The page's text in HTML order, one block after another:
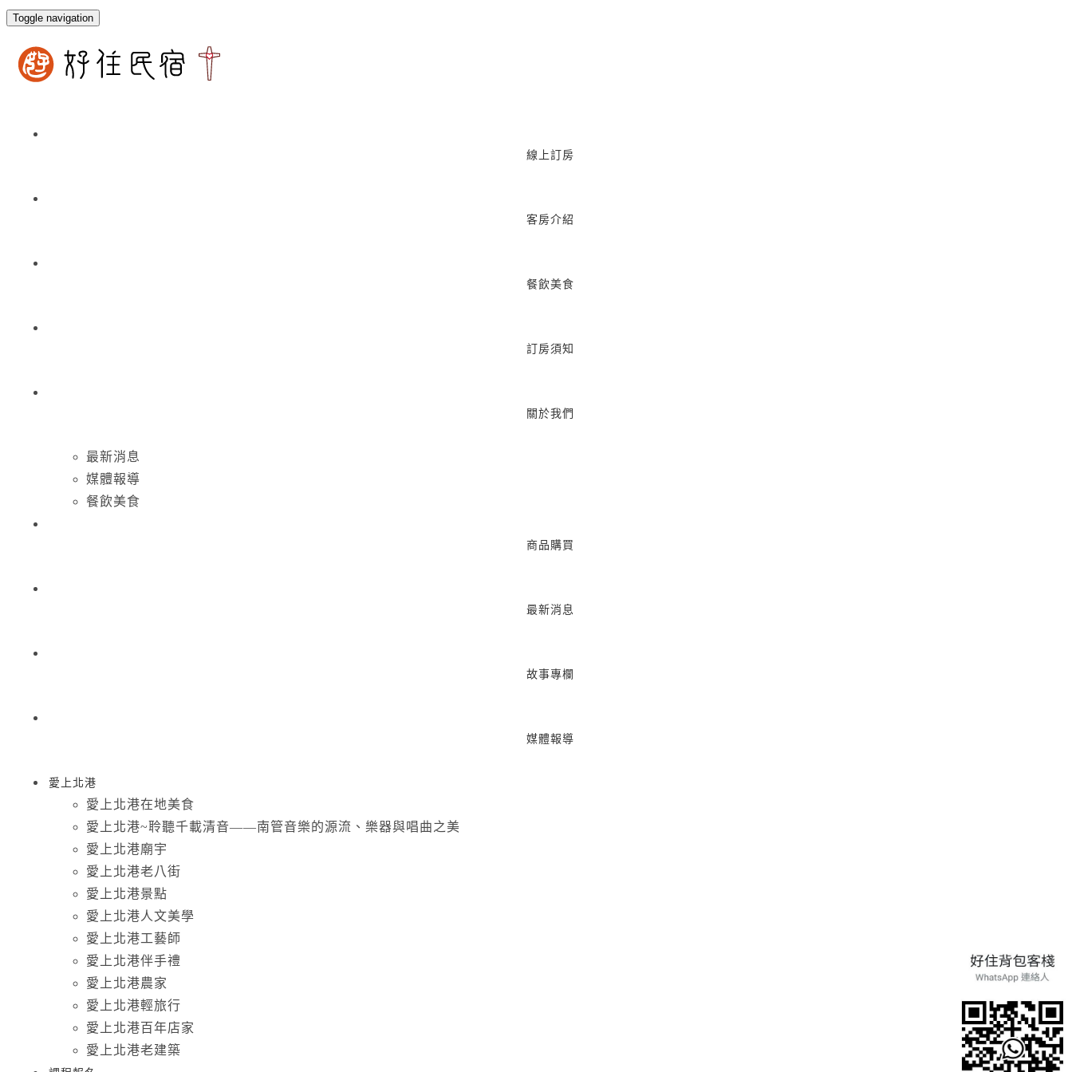
Toggle navigation
線上訂房
客房介紹
餐飲美食
訂房須知
關於我們
最新消息
媒體報導
餐飲美食
商品購買
最新消息
故事專欄
媒體報導
愛上北港
愛上北港在地美食
愛上北港~聆聽千載清音——南管音樂的源流、樂器與唱曲之美
愛上北港廟宇
愛上北港老八街
愛上北港景點
愛上北港人文美學
愛上北港工藝師
愛上北港伴手禮
愛上北港農家
愛上北港輕旅行
愛上北港百年店家
愛上北港老建築